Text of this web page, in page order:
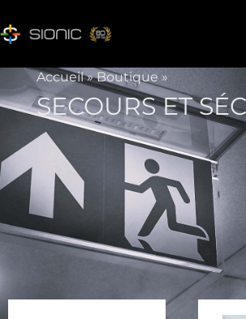
Accueil»Boutique »
SECOURS ET